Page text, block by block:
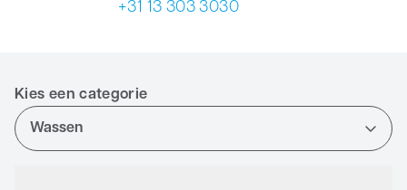
Contact
Zakelijk
+31 13 303 3030
Kies een categorie
Wassen